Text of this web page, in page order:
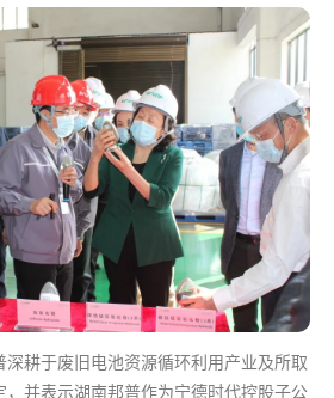
耕于废旧电池资源循环利用产业及所取
并表示湖南邦普作为宁德时代控股子公